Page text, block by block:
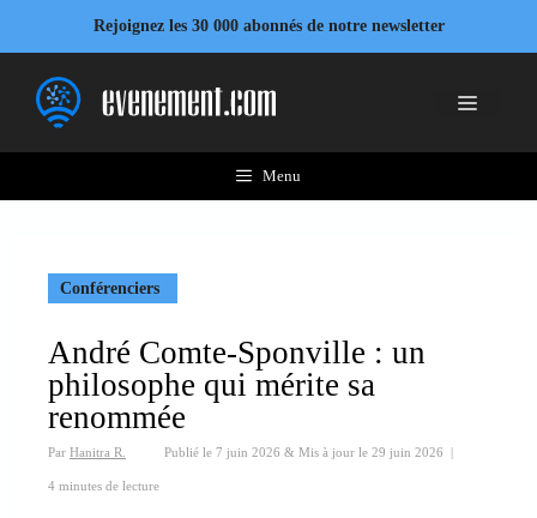
contenu
Rejoignez les 30 000 abonnés de notre newsletter
Menu
Menu
Conférenciers
André Comte-Sponville : un
philosophe qui mérite sa
renommée
Par Hanitra R. Publié le 7 juin 2026 & Mis à jour le 29 juin 2026 |
4 minutes de lecture